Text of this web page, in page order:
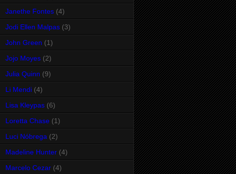
Janethe Fontes (4)
Jodi Ellen Malpas (3)
John Green (1)
Jojo Moyes (2)
Julia Quinn (9)
Li Mendi (4)
Lisa Kleypas (6)
Loretta Chase (1)
Luci Nóbrega (2)
Madeline Hunter (4)
Marcelo Cezar (4)